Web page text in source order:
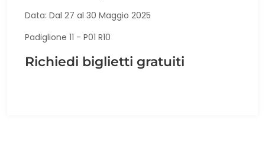
Data: Dal 27 al 30 Maggio 2025
Padiglione 11 - P01 R10
Richiedi biglietti gratuiti